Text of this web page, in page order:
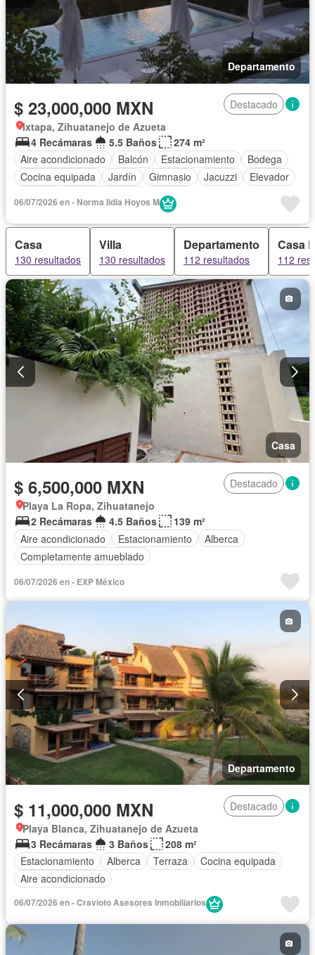
Departamento
$ 23,000,000 MXN
Destacado
Ixtapa, Zihuatanejo de Azueta
4 Recámaras
5.5 Baños
274 m²
Aire acondicionado
Balcón Estacionamiento
Bodega
Cocina equipada
Jardín Gimnasio Jacuzzi
Elevador
Terraza
Completamente amueblado
06/07/2026 en - Norma lidia Hoyos M
Casa
130 resultados
Villa
130 resultados
Departamento
112 resultados
Casa
112
Casa
$ 6,500,000 MXN
Destacado
Playa La Ropa, Zihuatanejo
2 Recámaras
4.5 Baños
139 m²
Aire acondicionado
Estacionamiento
Alberca
Completamente amueblado
06/07/2026 en - EXP México
Departamento
$ 11,000,000 MXN
Destacado
Playa Blanca, Zihuatanejo de Azueta
3 Recámaras
3 Baños
208 m²
Estacionamiento
Alberca Terraza
Cocina equipada
Aire acondicionado
06/07/2026 en - Cravioto Asesores Inmobiliarios